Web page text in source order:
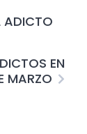
ADICTO
EN
MARZO